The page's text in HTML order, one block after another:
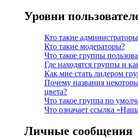
Уровни
Кто такие
Кто такие модераторы?
Что такое группы
Где находятся группы и
Как мне стать лидером
Почему названия
цвета?
Что такое группа по
Что означает ссылка
Личные сообщения